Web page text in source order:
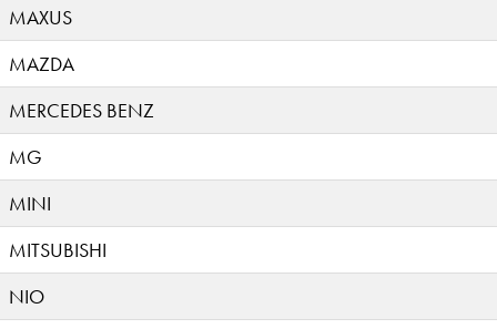
MAXUS
MAZDA
MERCEDES BENZ
MG
MINI
MITSUBISHI
NIO